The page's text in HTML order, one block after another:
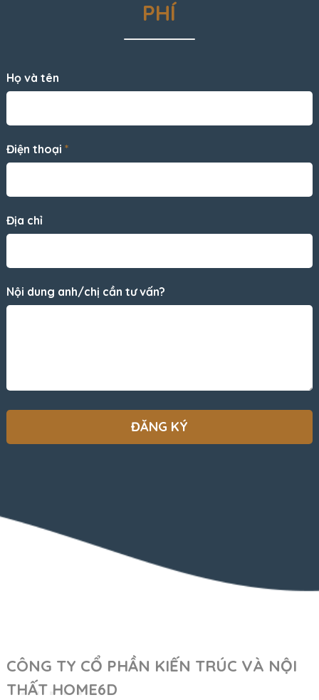
PHÍ
Họ và tên
Điện thoại *
Địa chỉ
Nội dung anh/chị cần tư vấn?
CÔNG TY CỔ PHẦN KIẾN TRÚC VÀ NỘI
THẤT HOME6D